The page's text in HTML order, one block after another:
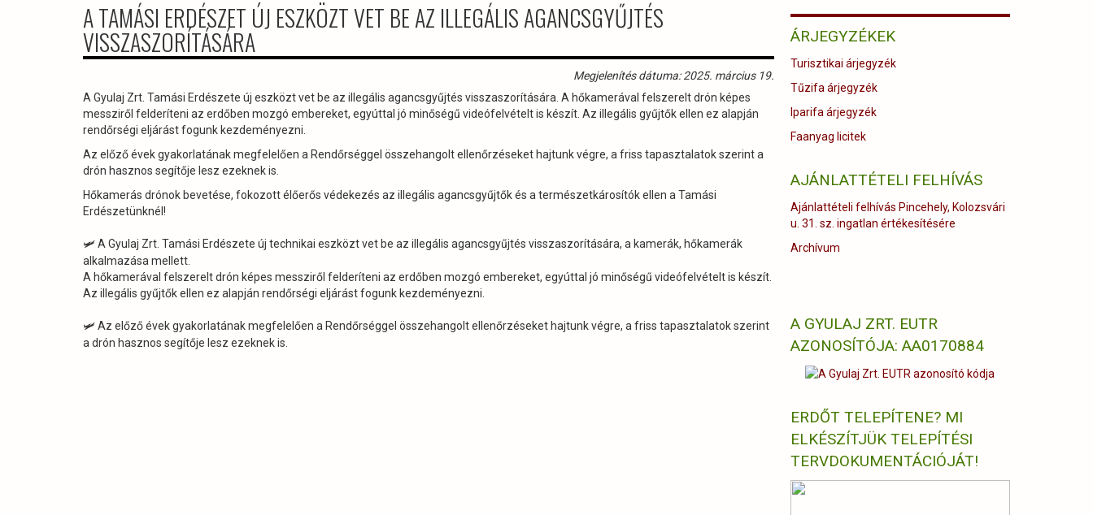
A TAMÁSI ERDÉSZET ÚJ ESZKÖZT VET BE AZ ILLEGÁLIS AGANCSGYŰJTÉS
VISSZASZORÍTÁSÁRA
Megjelenítés dátuma: 2025. március 19.
A Gyulaj Zrt. Tamási Erdészete új eszközt vet be az illegális agancsgyűjtés visszaszorítására. A hőkamerával felszerelt drón képes
messziről felderíteni az erdőben mozgó embereket, egyúttal jó minőségű videófelvételt is készít. Az illegális gyűjtők ellen ez alapján
rendőrségi eljárást fogunk kezdeményezni.
Az előző évek gyakorlatának megfelelően a Rendőrséggel összehangolt ellenőrzéseket hajtunk végre, a friss tapasztalatok szerint a
drón hasznos segítője lesz ezeknek is.
Hőkamerás drónok bevetése, fokozott élőerős védekezés az illegális agancsgyűjtők és a természetkárosítók ellen a Tamási
Erdészetünknél!
🛩 A Gyulaj Zrt. Tamási Erdészete új technikai eszközt vet be az illegális agancsgyűjtés visszaszorítására, a kamerák, hőkamerák
alkalmazása mellett.
A hőkamerával felszerelt drón képes messziről felderíteni az erdőben mozgó embereket, egyúttal jó minőségű videófelvételt is készít.
Az illegális gyűjtők ellen ez alapján rendőrségi eljárást fogunk kezdeményezni.
🛩 Az előző évek gyakorlatának megfelelően a Rendőrséggel összehangolt ellenőrzéseket hajtunk végre, a friss tapasztalatok szerint
a drón hasznos segítője lesz ezeknek is.
ÁRJEGYZÉKEK
Turisztikai árjegyzék
Tűzifa árjegyzék
Iparifa árjegyzék
Faanyag licitek
AJÁNLATTÉTELI FELHÍVÁS
Ajánlattételi felhívás Pincehely, Kolozsvári
u. 31. sz. ingatlan értékesítésére
Archívum
A GYULAJ ZRT. EUTR
AZONOSÍTÓJA: AA0170884
ERDŐT TELEPÍTENE? MI
ELKÉSZÍTJÜK TELEPÍTÉSI
TERVDOKUMENTÁCIÓJÁT!